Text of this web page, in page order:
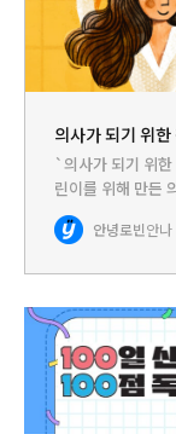
의사가 되기 위
`의사가 되기 위
린이를 위해 만든
는 직업에 대해 생
이를 둔 부모라면
안녕로빈